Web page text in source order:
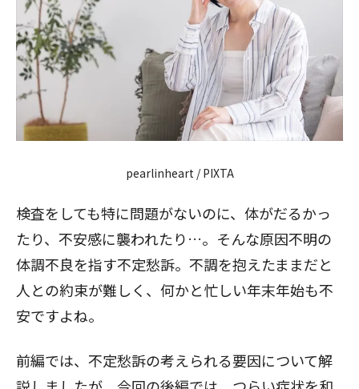
pearlinheart / PIXTA
検査をしても特に問題がないのに、体がだるかっ
たり、不安感に襲われたり…。そんな原因不明の
体調不良を指す不定愁訴。不調を抱えたままだと
人との約束が難しく、何かと忙しい年末年始も不
安ですよね。
前編では、不定愁訴の考えられる要因について解